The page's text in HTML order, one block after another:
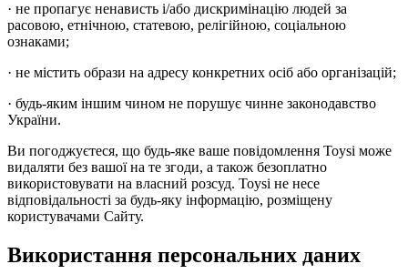
· не пропагує ненависть і/або дискримінацію людей за
расовою, етнічною, статевою, релігійною, соціальною
ознаками;
· не містить образи на адресу конкретних осіб або організацій;
· будь-яким іншим чином не порушує чинне законодавство
України.
Ви погоджуєтеся, що будь-яке ваше повідомлення Toysi може
видаляти без вашої на те згоди, а також безоплатно
використовувати на власний розсуд. Toysi не несе
відповідальності за будь-яку інформацію, розміщену
користувачами Сайту.
Використання персональних даних